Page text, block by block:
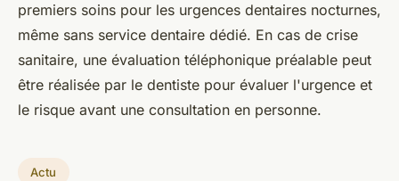
premiers soins pour les urgences dentaires nocturnes,
même sans service dentaire dédié. En cas de crise
sanitaire, une évaluation téléphonique préalable peut
être réalisée par le dentiste pour évaluer l'urgence et
le risque avant une consultation en personne.
Actu